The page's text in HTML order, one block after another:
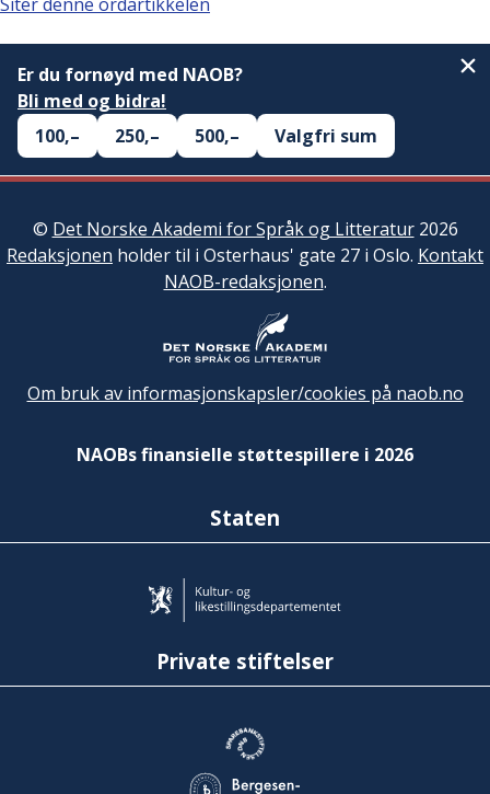
Er du fornøyd med NAOB?
Bli med og bidra!
100,–
250,– 500,– Valgfri sum
© Det Norske Akademi for Språk og Litteratur2026
Redaksjonen holder til i Osterhaus' gate 27 i Oslo. Kontakt
NAOB-redaksjonen.
Om bruk av informasjonskapsler/cookies på naob.no
NAOBs finansielle støttespillere i 2026
Staten
Private stiftelser